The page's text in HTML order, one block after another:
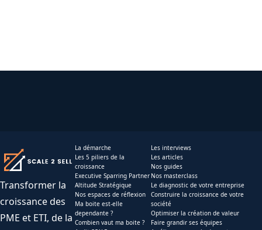
Transformer la
croissance des
PME et ETI, de la
La démarche
Les 5 piliers de la
croissance
Executive Sparring Partner
Altitude Stratégique
Nos espaces de réflexion
Ma boite est-elle
dependante ?
Combien vaut ma boite ?
Les interviews
Les articles
Nos guides
Nos masterclass
Le diagnostic de votre entreprise
Construire la croissance de votre
société
Optimiser la création de valeur
Faire grandir ses équipes